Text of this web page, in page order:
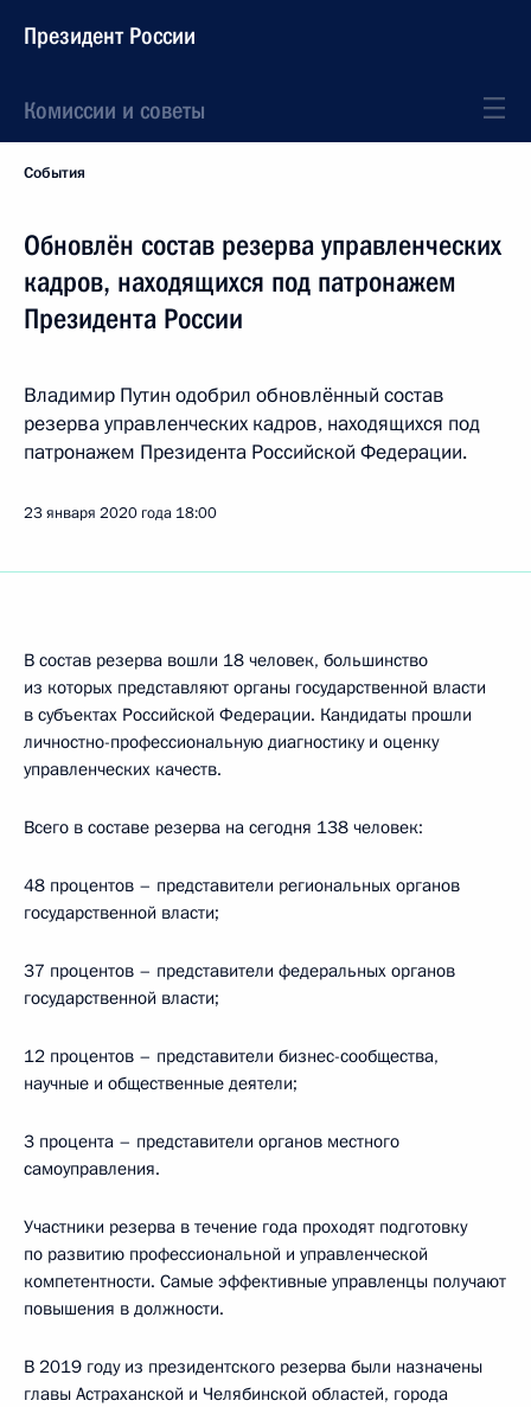
Президент России
Комиссии и советы
События
Обновлён состав резерва управленческих
кадров, находящихся под патронажем
Президента России
Владимир Путин одобрил обновлённый состав
резерва управленческих кадров, находящихся под
патронажем Президента Российской Федерации.
23 января 2020 года 18:00
В состав резерва вошли 18 человек, большинство
из которых представляют органы государственной власти
в субъектах Российской Федерации. Кандидаты прошли
личностно-профессиональную диагностику и оценку
управленческих качеств.
Всего в составе резерва на сегодня 138 человек:
48 процентов – представители региональных органов
государственной власти;
37 процентов – представители федеральных органов
государственной власти;
12 процентов – представители бизнес-сообщества,
научные и общественные деятели;
3 процента – представители органов местного
самоуправления.
Участники резерва в течение года проходят подготовку
по развитию профессиональной и управленческой
компетентности. Самые эффективные управленцы получают
повышения в должности.
В 2019 году из президентского резерва были назначены
главы Астраханской и Челябинской областей, города